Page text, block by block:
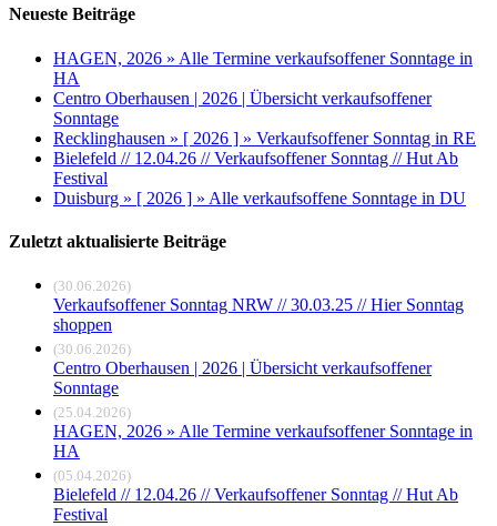
Neueste Beiträge
HAGEN, 2026 » Alle Termine verkaufsoffener Sonntage in
HA
Centro Oberhausen | 2026 | Übersicht verkaufsoffener
Sonntage
Recklinghausen » [ 2026 ] » Verkaufsoffener Sonntag in RE
Bielefeld // 12.04.26 // Verkaufsoffener Sonntag // Hut Ab
Festival
Duisburg » [ 2026 ] » Alle verkaufsoffene Sonntage in DU
Zuletzt aktualisierte Beiträge
(30.06.2026)
Verkaufsoffener Sonntag NRW // 30.03.25 // Hier Sonntag
shoppen
(30.06.2026)
Centro Oberhausen | 2026 | Übersicht verkaufsoffener
Sonntage
(25.04.2026)
HAGEN, 2026 » Alle Termine verkaufsoffener Sonntage in
HA
(05.04.2026)
Bielefeld // 12.04.26 // Verkaufsoffener Sonntag // Hut Ab
Festival